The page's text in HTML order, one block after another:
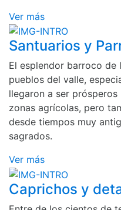
Ver más
Santuarios y
El esplendor barroco
pueblos del valle,
llegaron a ser
zonas agrícolas, pero
desde tiempos muy
sagrados.
Ver más
Caprichos y